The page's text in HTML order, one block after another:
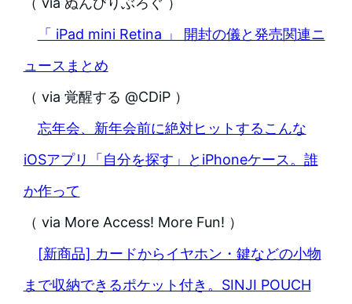
「 iPad mini Retina 」 開封の儀と発売関連ニ
ュースまとめ
（ via 覚醒する @CDiP ）
忘年会、新年会前に絶対ヒットするこんな
iOSアプリ「自分を探す」とiPhoneケース。誰
か作って
（ via More Access! More Fun! ）
[新商品] カードからイヤホン・鍵などの小物
まで収納できるポケット付き。SINJI POUCH